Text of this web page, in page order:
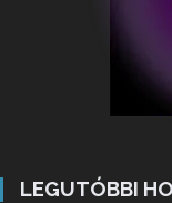
LEGUTÓBBI